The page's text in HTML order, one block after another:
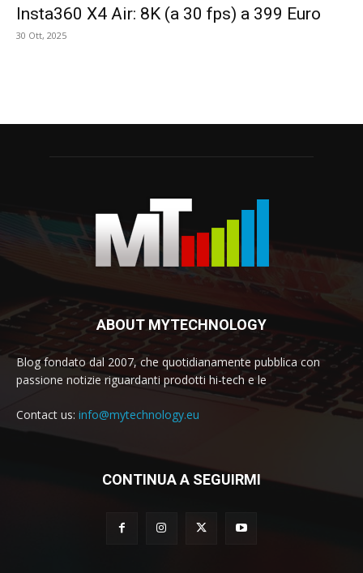
Insta360 X4 Air: 8K (a 30 fps) a 399 Euro
30 Ott, 2025
ABOUT MYTECHNOLOGY
Blog fondato dal 2007, che quotidianamente pubblica con
passione notizie riguardanti prodotti hi-tech e le
Contact us: info@mytechnology.eu
CONTINUA A SEGUIRMI